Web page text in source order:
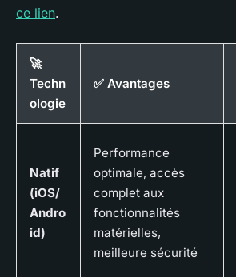
ce lien.
🚀
Techn
ologie
✅ Avantages
Natif
(iOS/
Andro
id)
Performance
optimale, accès
complet aux
fonctionnalités
matérielles,
meilleure sécurité